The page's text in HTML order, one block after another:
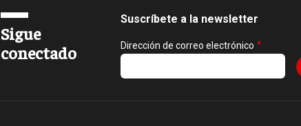
Sigue
conectado
Suscríbete a la newsletter
Dirección de correo electrónico